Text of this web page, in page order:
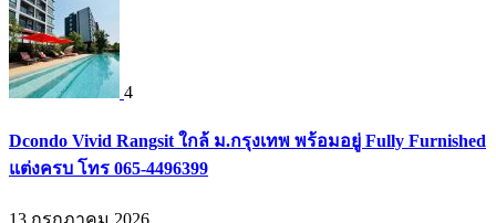
4
Dcondo Vivid Rangsit ใกล้ ม.กรุงเทพ พร้อมอยู่ Fully Furnished
แต่งครบ โทร 065-4496399
13 กรกฎาคม 2026